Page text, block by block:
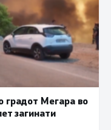
градот Мегара во
загинати